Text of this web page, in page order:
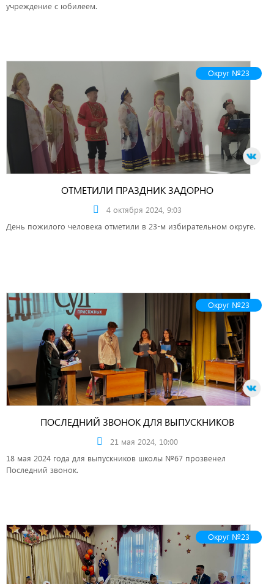
учреждение с юбилеем.
Округ №23
ОТМЕТИЛИ ПРАЗДНИК ЗАДОРНО
4 октября 2024, 9:03
День пожилого человека отметили в 23-м избирательном округе.
Округ №23
ПОСЛЕДНИЙ ЗВОНОК ДЛЯ ВЫПУСКНИКОВ
21 мая 2024, 10:00
18 мая 2024 года для выпускников школы №67 прозвенел
Последний звонок.
Округ №23